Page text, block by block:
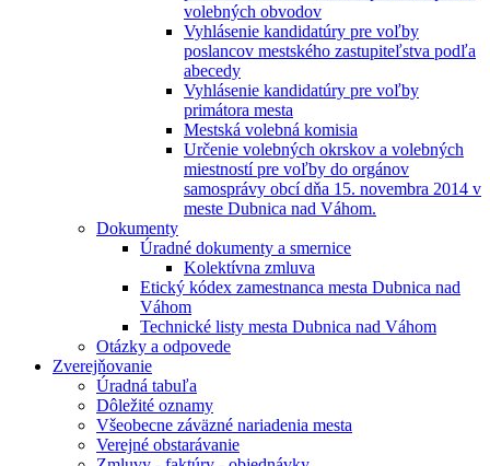
volebných obvodov
Vyhlásenie kandidatúry pre voľby
poslancov mestského zastupiteľstva podľa
abecedy
Vyhlásenie kandidatúry pre voľby
primátora mesta
Mestská volebná komisia
Určenie volebných okrskov a volebných
miestností pre voľby do orgánov
samosprávy obcí dňa 15. novembra 2014 v
meste Dubnica nad Váhom.
Dokumenty
Úradné dokumenty a smernice
Kolektívna zmluva
Etický kódex zamestnanca mesta Dubnica nad
Váhom
Technické listy mesta Dubnica nad Váhom
Otázky a odpovede
Zverejňovanie
Úradná tabuľa
Dôležité oznamy
Všeobecne záväzné nariadenia mesta
Verejné obstarávanie